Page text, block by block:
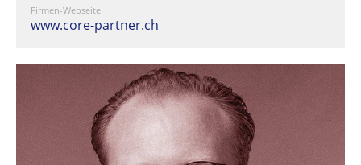
Firmen-Webseite
www.core-partner.ch